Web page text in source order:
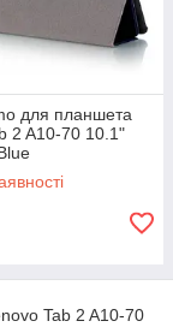
для планшета
2 A10-70 10.1"
Tab 2 A10-70